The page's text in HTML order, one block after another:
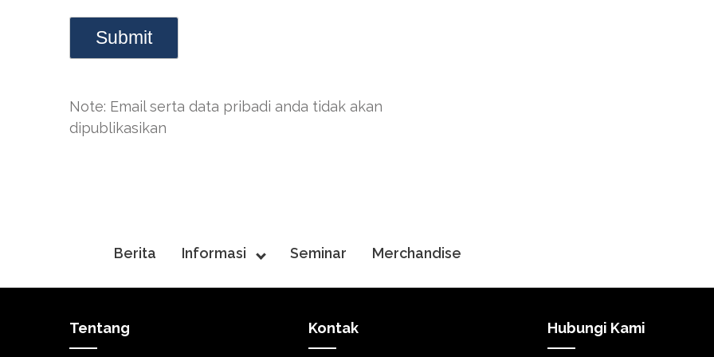
Note: Email serta data pribadi anda tidak akan
dipublikasikan
Berita Informasi Seminar Merchandise
Tentang Kontak Hubungi Kami